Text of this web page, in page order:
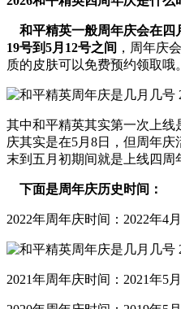
和平精英一般周年庆会在四
19号到5月12号之间 ，周年庆
质的皮肤可以免费预约领取哦。
其中和平精英其实第一次上线
庆其实是在5月8日，但周年
末到五月初期间就是上线四周
下面是周年庆历史时间：
2022年周年庆时间：2022年4
2021年周年庆时间：2021年5